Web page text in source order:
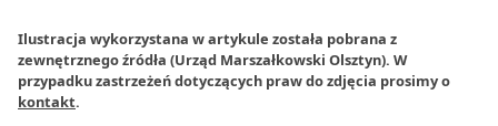
Ilustracja wykorzystana w artykule została pobrana z
zewnętrznego źródła (Urząd Marszałkowski Olsztyn). W
przypadku zastrzeżeń dotyczących praw do zdjęcia prosimy o
kontakt.